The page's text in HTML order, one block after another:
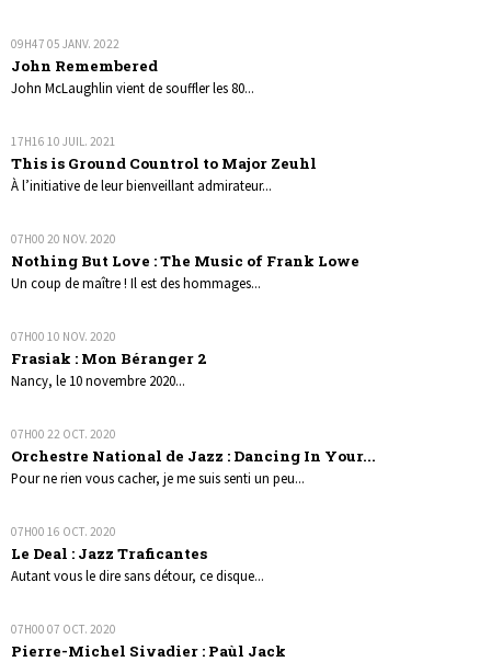
09H47 05 JANV. 2022
John Remembered
John McLaughlin vient de souffler les 80...
17H16 10 JUIL. 2021
This is Ground Countrol to Major Zeuhl
À l’initiative de leur bienveillant admirateur...
07H00 20 NOV. 2020
Nothing But Love : The Music of Frank Lowe
Un coup de maître ! Il est des hommages...
07H00 10 NOV. 2020
Frasiak : Mon Béranger 2
Nancy, le 10 novembre 2020...
07H00 22 OCT. 2020
Orchestre National de Jazz : Dancing In Your...
Pour ne rien vous cacher, je me suis senti un peu...
07H00 16 OCT. 2020
Le Deal : Jazz Traficantes
Autant vous le dire sans détour, ce disque...
07H00 07 OCT. 2020
Pierre-Michel Sivadier : Paùl Jack